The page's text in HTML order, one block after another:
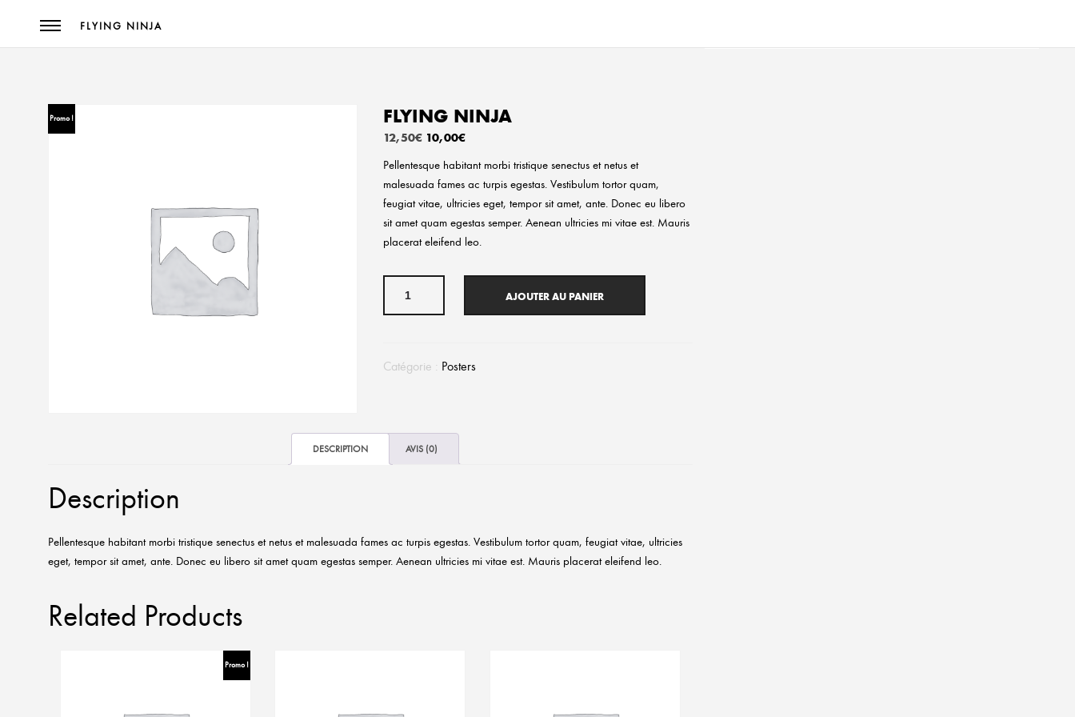
FLYING NINJA
Promo ! FLYING NINJA
12,50€ Le
initial
12,50€.
10,00€Le
10,00€.
Pellentesque habitant morbi tristique senectus et netus et
malesuada fames ac turpis egestas. Vestibulum tortor quam,
feugiat vitae, ultricies eget, tempor sit amet, ante. Donec eu libero
sit amet quam egestas semper. Aenean ultricies mi vitae est. Mauris
placerat eleifend leo.
Ninja
AJOUTER AU PANIER
Catégorie : Posters
DESCRIPTION AVIS (0)
Description
Pellentesque habitant morbi tristique senectus et netus et malesuada fames ac turpis egestas. Vestibulum tortor quam, feugiat vitae, ultricies
eget, tempor sit amet, ante. Donec eu libero sit amet quam egestas semper. Aenean ultricies mi vitae est. Mauris placerat eleifend leo.
Related Products
Promo !